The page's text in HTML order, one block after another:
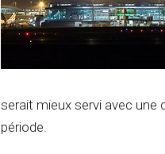
serait mieux servi avec une
période.